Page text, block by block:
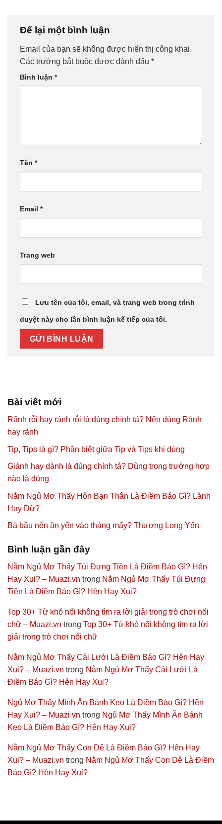
Để lại một bình luận
Email của bạn sẽ không được hiển thị công khai.
Các trường bắt buộc được đánh dấu *
Bình luận *
Tên *
Email *
Trang web
Lưu tên của tôi, email, và trang web trong trình
duyệt này cho lần bình luận kế tiếp của tôi.
Bài viết mới
Rãnh rỗi hay rảnh rỗi là đúng chính tả? Nên dùng Rảnh
hay rãnh
Tip, Tips là gì? Phân biệt giữa Tip và Tips khi dùng
Giành hay dành là đúng chính tả? Dùng trong trường hợp
nào là đúng
Nằm Ngủ Mơ Thấy Hôn Bạn Thân Là Điềm Báo Gì? Lành
Hay Dữ?
Bà bầu nên ăn yến vào tháng mấy? Thượng Long Yến
Bình luận gần đây
Nằm Ngủ Mơ Thấy Túi Đựng Tiền Là Điềm Báo Gì? Hên
Hay Xui? – Muazi.vn trong Nằm Ngủ Mơ Thấy Túi Đựng
Tiền Là Điềm Báo Gì? Hên Hay Xui?
Top 30+ Từ khó nối không tìm ra lời giải trong trò chơi nối
chữ – Muazi.vn trong Top 30+ Từ khó nối không tìm ra lời
giải trong trò chơi nối chữ
Nằm Ngủ Mơ Thấy Cái Lưới Là Điềm Báo Gì? Hên Hay
Xui? – Muazi.vn trong Nằm Ngủ Mơ Thấy Cái Lưới Là
Điềm Báo Gì? Hên Hay Xui?
Ngủ Mơ Thấy Mình Ăn Bánh Kẹo Là Điềm Báo Gì? Hên
Hay Xui? – Muazi.vn trong Ngủ Mơ Thấy Mình Ăn Bánh
Kẹo Là Điềm Báo Gì? Hên Hay Xui?
Nằm Ngủ Mơ Thấy Con Dê Là Điềm Báo Gì? Hên Hay
Xui? – Muazi.vn trong Nằm Ngủ Mơ Thấy Con Dê Là Điềm
Báo Gì? Hên Hay Xui?